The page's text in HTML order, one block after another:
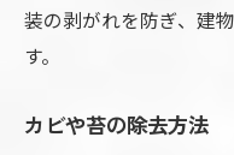
装の剥がれを防ぎ、建
す。
カビや苔の除去方法